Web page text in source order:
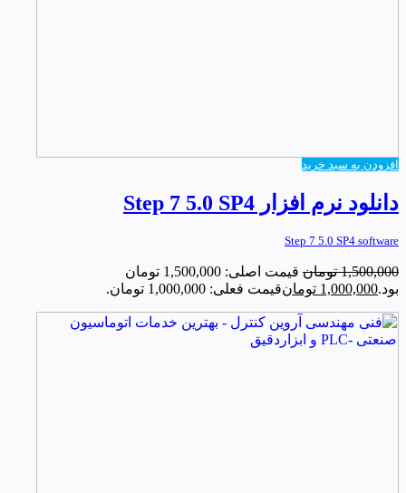
افزودن به سبد خرید
دانلود نرم افزار Step 7 5.0 SP4
Step 7 5.0 SP4 software
1,500,000 تومان
قیمت اصلی: 1,500,000 تومان
بود.1,000,000 تومانقیمت فعلی: 1,000,000 تومان.